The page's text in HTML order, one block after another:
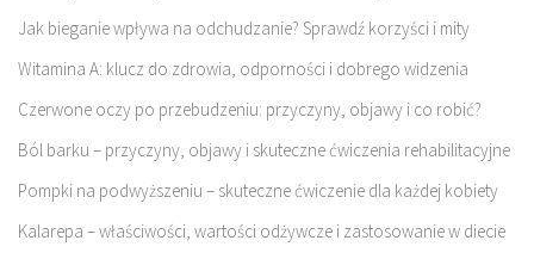
Jak bieganie wpływa na odchudzanie? Sprawdź korzyści i mity
Witamina A: klucz do zdrowia, odporności i dobrego widzenia
Czerwone oczy po przebudzeniu: przyczyny, objawy i co robić?
Ból barku – przyczyny, objawy i skuteczne ćwiczenia rehabilitacyjne
Pompki na podwyższeniu – skuteczne ćwiczenie dla każdej kobiety
Kalarepa – właściwości, wartości odżywcze i zastosowanie w diecie